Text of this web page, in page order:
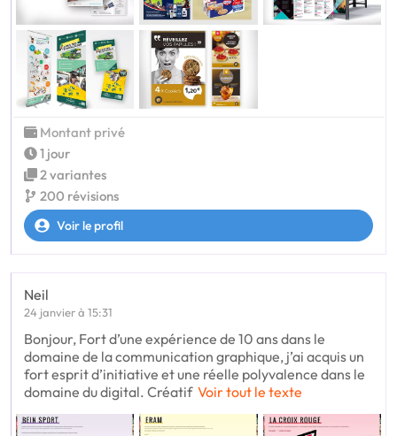
Montant privé
1 jour
2 variantes
200 révisions
Voir le profil
Neil
24 janvier à 15:31
Bonjour, Fort d’une expérience de 10 ans dans le
domaine de la communication graphique, j’ai acquis un
fort esprit d’initiative et une réelle polyvalence dans le
domaine du digital. Créatif Voir tout le texte